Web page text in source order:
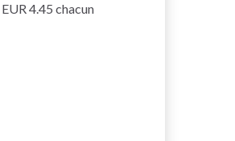
EUR 4.45chacun